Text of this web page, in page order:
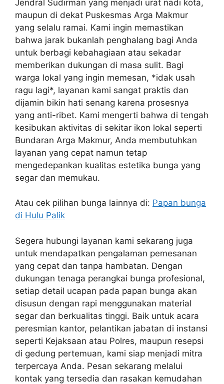
Jendral Sudirman yang menjadi urat nadi kota,
maupun di dekat Puskesmas Arga Makmur
yang selalu ramai. Kami ingin memastikan
bahwa jarak bukanlah penghalang bagi Anda
untuk berbagi kebahagiaan atau sekadar
memberikan dukungan di masa sulit. Bagi
warga lokal yang ingin memesan, *idak usah
ragu lagi*, layanan kami sangat praktis dan
dijamin bikin hati senang karena prosesnya
yang anti-ribet. Kami mengerti bahwa di tengah
kesibukan aktivitas di sekitar ikon lokal seperti
Bundaran Arga Makmur, Anda membutuhkan
layanan yang cepat namun tetap
mengedepankan kualitas estetika bunga yang
segar dan memukau.
Atau cek pilihan bunga lainnya di: Papan bunga
di Hulu Palik
Segera hubungi layanan kami sekarang juga
untuk mendapatkan pengalaman pemesanan
yang cepat dan tanpa hambatan. Dengan
dukungan tenaga perangkai bunga profesional,
setiap detail ucapan pada papan bunga akan
disusun dengan rapi menggunakan material
segar dan berkualitas tinggi. Baik untuk acara
peresmian kantor, pelantikan jabatan di instansi
seperti Kejaksaan atau Polres, maupun resepsi
di gedung pertemuan, kami siap menjadi mitra
terpercaya Anda. Pesan sekarang melalui
kontak yang tersedia dan rasakan kemudahan